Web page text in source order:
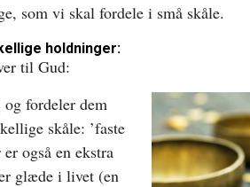
som vi skal fordele i små skåle.
holdninger:
til Gud:
og fordeler dem
skåle: ’faste
er også en ekstra
glæde i livet (en